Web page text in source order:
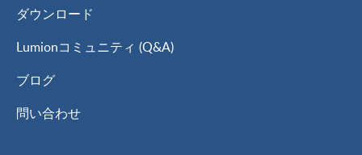
ダウンロード
Lumionコミュニティ (Q&A)
ブログ
問い合わせ